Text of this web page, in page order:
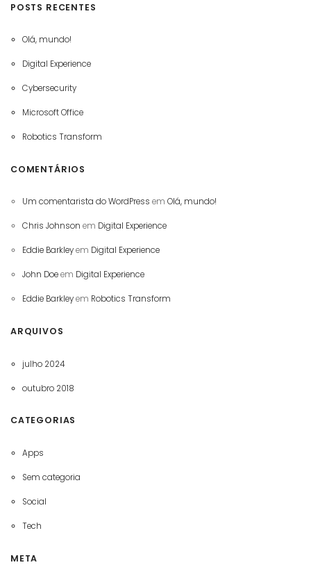
POSTS RECENTES
Olá, mundo!
Digital Experience
Cybersecurity
Microsoft Office
Robotics Transform
COMENTÁRIOS
Um comentarista do WordPress em Olá, mundo!
Chris Johnson em Digital Experience
Eddie Barkleyem Digital Experience
John Doeem Digital Experience
Eddie Barkleyem Robotics Transform
ARQUIVOS
julho 2024
outubro 2018
CATEGORIAS
Apps
Sem categoria
Social
Tech
META